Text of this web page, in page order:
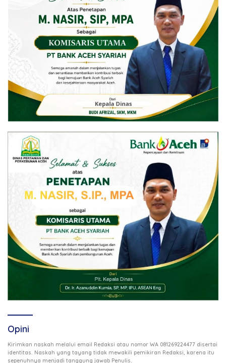
Opini
Kirimkan naskah melalui email Redaksi atau nomor WA 081269224477 disertai
identitas. Naskah yang tayang tidak mewakili pemikiran Redaksi, karena itu
sepenuhnya menjadi tanggung jawab Penulis